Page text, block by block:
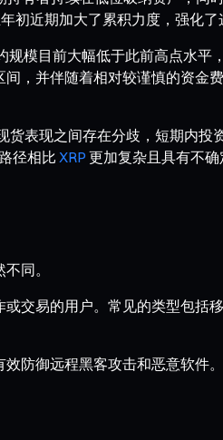
初近期加大了累积力度，强化了
模目前大幅低于此前高点水平
，并伴随着相对较谨慎的资金
表现之间存在分歧，短期内
径相比 XRP 更加复杂且具有不确
同。
交易的用户。常见的类型包括
防御远程黑客攻击和恶意软件